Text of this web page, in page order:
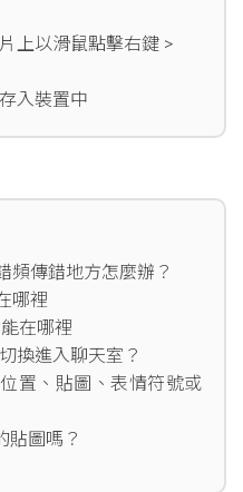
上以滑鼠點擊右鍵 >
入裝置中
頻傳錯地方怎麼辦？
哪裡
在哪裡
換進入聊天室？
置、貼圖、表情符號或
貼圖嗎？